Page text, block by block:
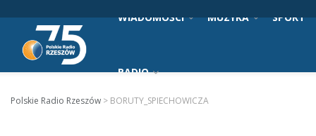
WIADOMOŚCI MUZYKA SPORT
RADIO
Polskie Radio Rzeszów > BORUTY_SPIECHOWICZA